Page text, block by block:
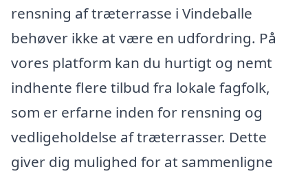
rensning af træterrasse i Vindeballe
behøver ikke at være en udfordring. På
vores platform kan du hurtigt og nemt
indhente flere tilbud fra lokale fagfolk,
som er erfarne inden for rensning og
vedligeholdelse af træterrasser. Dette
giver dig mulighed for at sammenligne